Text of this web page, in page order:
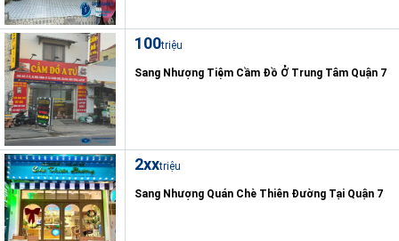
100triệu
Sang Nhượng Tiệm Cầm Đồ Ở Trung Tâm Quận 7
2xxtriệu
Sang Nhượng Quán Chè Thiên Đường Tại Quận 7